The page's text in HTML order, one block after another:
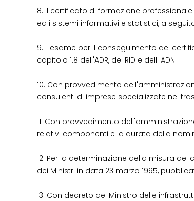
8. Il certificato di formazione
ed i sistemi informativi e statistici, a
9. L'esame per il conseguimento del
capitolo 1.8 dell'ADR, del RID e dell' ADN.
10. Con provvedimento
consulenti di imprese specializzate nel
11. Con provvedimento
relativi componenti e la durata della
12. Per la determinazione della misura
dei Ministri in data 23 marzo 1995,
13. Con decreto del Ministro delle